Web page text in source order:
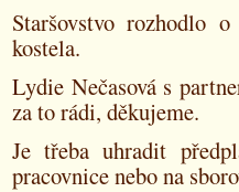
Staršovstvo rozhodlo
kostela.
Lydie Nečasová s
za to rádi, děkujeme.
Je třeba uhradit
pracovnice nebo na